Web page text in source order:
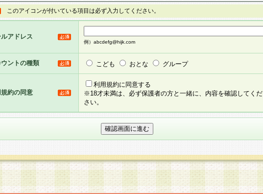
約を任意に制定、変更または修正することができるものとします。改定後の本規約等
、本規約においては本サイトに掲示したときに、その 他の諸規定については、会員に対
て告知の案内を配信または本サイトに掲示したときのいずれか早い時期をもってその効
ものとします。
5.当社がお聞きする個人情報は、すべて会員登録希望者の自由な意思で提 供いただいたも
と考えております。従って、会員登録希望者が自らの個人情報の提供を希望されない場
合には、当社はその個人情報をお預かりいたしません が、提供されないことによって、当
社の取扱商品やサービス等をご利用いただけない場合がありますことを予めご了承くださ
。
6.当社は、お客様から当社が保有している個人情報の開示・訂正・追加・ 利用停止等を求
られた場合には、ご本人様であることが当社にて確認できた場合に限り、法令に準拠し
先となります。
2条 会員の資格
会員とは、本規約等を承諾のうえ、当社所定の登録手続きを全て完了し、当社が承認した
このアイコンが付いている項目は必ず入力してください。
アドレス
例）abcdefg@hijk.com
ウントの種類 こども おとな グループ
約の同意
利用規約に同意する
※18才未満は、必ず保護者の方と一緒に、内容を確認してくだ
さい。